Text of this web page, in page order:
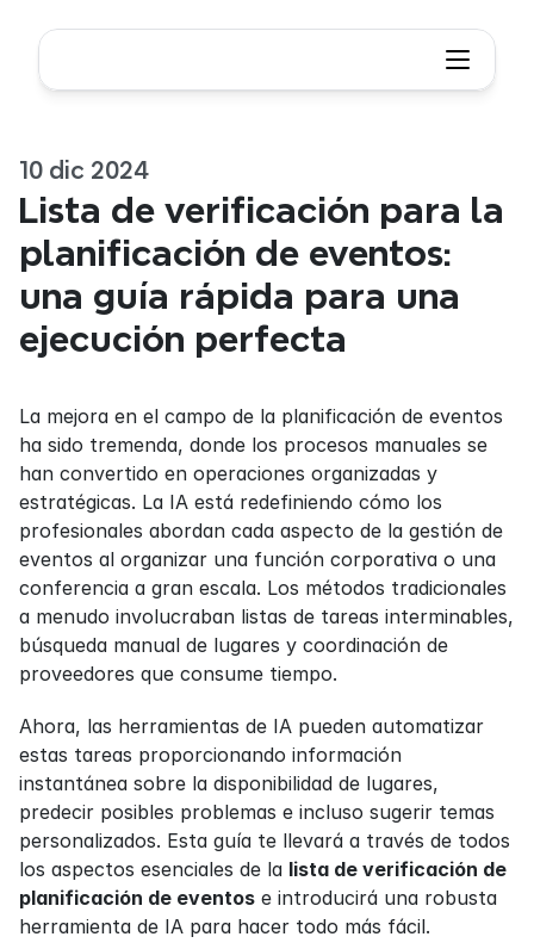
10 dic 2024
Lista de verificación para la
planificación de eventos:
una guía rápida para una
ejecución perfecta
La mejora en el campo de la planificación de eventos
ha sido tremenda, donde los procesos manuales se
han convertido en operaciones organizadas y
estratégicas. La IA está redefiniendo cómo los
profesionales abordan cada aspecto de la gestión de
eventos al organizar una función corporativa o una
conferencia a gran escala. Los métodos tradicionales
a menudo involucraban listas de tareas interminables,
búsqueda manual de lugares y coordinación de
proveedores que consume tiempo.
Ahora, las herramientas de IA pueden automatizar
estas tareas proporcionando información
instantánea sobre la disponibilidad de lugares,
predecir posibles problemas e incluso sugerir temas
personalizados. Esta guía te llevará a través de todos
los aspectos esenciales de la lista de verificación de
planificación de eventos e introducirá una robusta
herramienta de IA para hacer todo más fácil.